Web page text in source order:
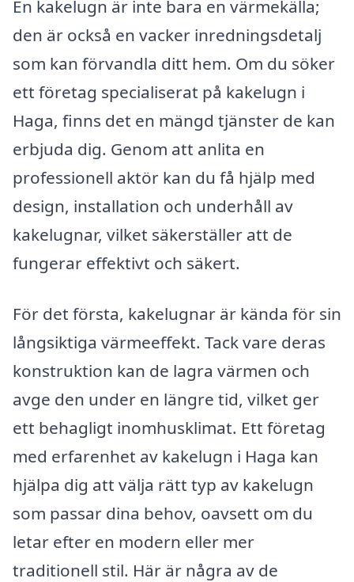
En kakelugn är inte bara en värmekälla;
den är också en vacker inredningsdetalj
som kan förvandla ditt hem. Om du söker
ett företag specialiserat på kakelugn i
Haga, finns det en mängd tjänster de kan
erbjuda dig. Genom att anlita en
professionell aktör kan du få hjälp med
design, installation och underhåll av
kakelugnar, vilket säkerställer att de
fungerar effektivt och säkert.
För det första, kakelugnar är kända för sin
långsiktiga värmeeffekt. Tack vare deras
konstruktion kan de lagra värmen och
avge den under en längre tid, vilket ger
ett behagligt inomhusklimat. Ett företag
med erfarenhet av kakelugn i Haga kan
hjälpa dig att välja rätt typ av kakelugn
som passar dina behov, oavsett om du
letar efter en modern eller mer
traditionell stil. Här är några av de